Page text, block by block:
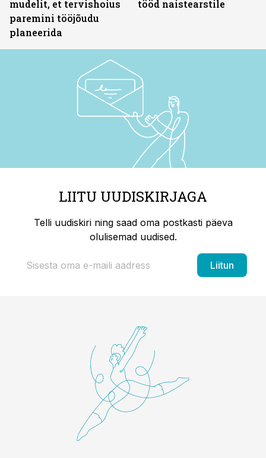
mudelit, et tervishoius
paremini tööjõudu
planeerida
tööd naistearstile
LIITU UUDISKIRJAGA
Telli uudiskiri ning saad oma postkasti päeva
olulisemad uudised.
Liitun